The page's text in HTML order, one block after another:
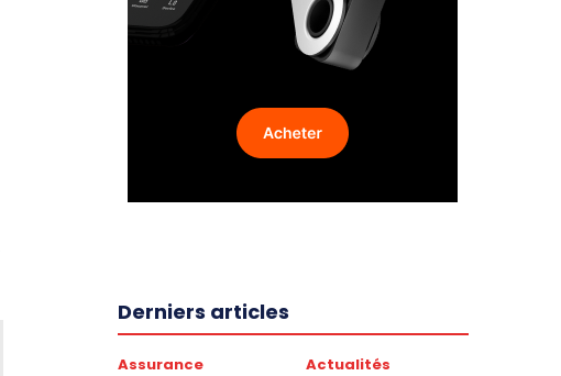
Derniers articles
Assurance Actualités